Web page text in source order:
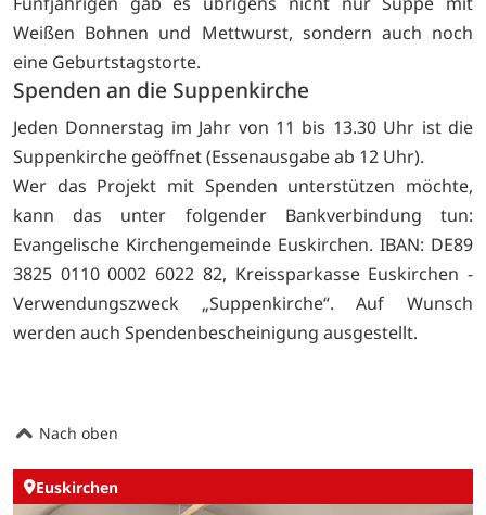
Weißen Bohnen und Mettwurst, sondern auch noch
eine Geburtstagstorte.
Spenden an die Suppenkirche
Jeden Donnerstag im Jahr von 11 bis 13.30 Uhr ist die
Suppenkirche geöffnet (Essenausgabe ab 12 Uhr).
Wer das Projekt mit Spenden unterstützen möchte,
kann das unter folgender Bankverbindung tun:
Evangelische Kirchengemeinde Euskirchen. IBAN: DE89
3825 0110 0002 6022 82, Kreissparkasse Euskirchen -
Verwendungszweck „Suppenkirche“. Auf Wunsch
werden auch Spendenbescheinigung ausgestellt.
Nach oben
Euskirchen